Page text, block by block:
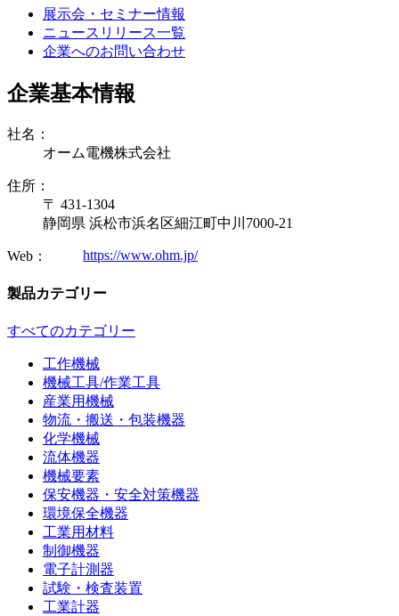
展示会・セミナー情報
ニュースリリース一覧
企業へのお問い合わせ
企業基本情報
社名：
オーム電機株式会社
住所：
〒 431-1304
静岡県 浜松市浜名区細江町中川7000-21
Web： https://www.ohm.jp/
製品カテゴリー
すべてのカテゴリー
工作機械
機械工具/作業工具
産業用機械
物流・搬送・包装機器
化学機械
流体機器
機械要素
保安機器・安全対策機器
環境保全機器
工業用材料
制御機器
電子計測器
試験・検査装置
工業計器